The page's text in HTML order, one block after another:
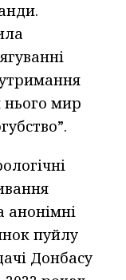
мир
анонімні
пуйлу
Донбасу